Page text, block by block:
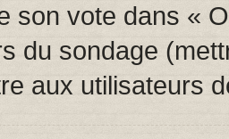
son vote dans «
du sondage
aux utilisateurs